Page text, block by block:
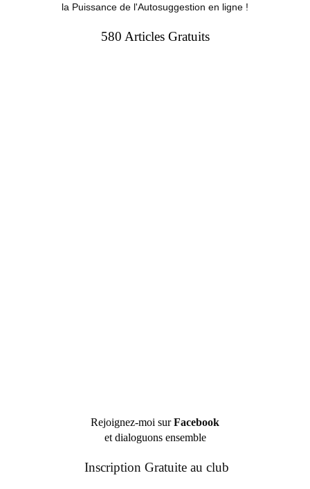
la Puissance de l'Autosuggestion en ligne !
580 Articles Gratuits
Rejoignez-moi surFacebook
et dialoguons ensemble
Inscription Gratuite au club